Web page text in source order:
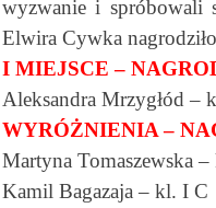
wyzwanie i spróbowali
Elwira Cywka
I MIEJSCE –
Aleksandra Mrzygłód –
WYRÓŻNIENIA –
Martyna Tomaszewska
Kamil Bagazaja – kl. I C